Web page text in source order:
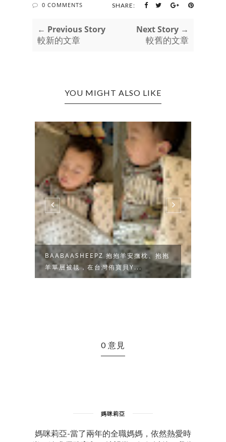
0 COMMENTS SHARE:
← Previous Story
較新的文章
Next Story →
較舊的文章
YOU MIGHT ALSO LIKE
BAABAASHEEPZ 抱抱羊安撫枕、抱抱
羊單層被毯，在台灣侑寶貝Y...
0 意見
媽咪莉亞
媽咪莉亞-當了兩年的全職媽媽，依然熱愛時